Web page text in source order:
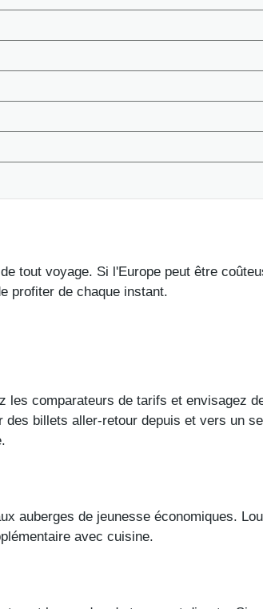
tout voyage. Si l'Europe peut être
profiter de chaque instant.
comparateurs de tarifs et envisagez
billets aller-retour depuis et vers un
auberges de jeunesse économiques.
avec cuisine.